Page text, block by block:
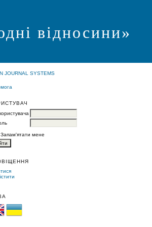
відносини»
JOURNAL SYSTEMS
Запам'ятати мене